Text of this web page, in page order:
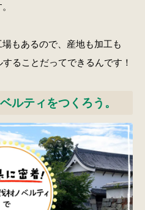
もあるので、産地も加工も
ることだってできるんです！
ルティをつくろう。